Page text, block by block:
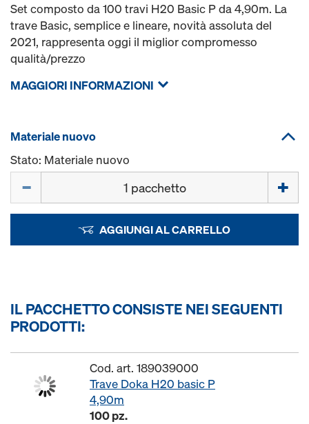
Set composto da 100 travi H20 Basic P da 4,90m. La
trave Basic, semplice e lineare, novità assoluta del
2021, rappresenta oggi il miglior compromesso
qualità/prezzo
MAGGIORI INFORMAZIONI
Materiale nuovo
Stato: Materiale nuovo
AGGIUNGI AL CARRELLO
IL PACCHETTO CONSISTE NEI SEGUENTI
PRODOTTI:
Cod. art. 189039000
Trave Doka H20 basic P
4,90m
100 pz.